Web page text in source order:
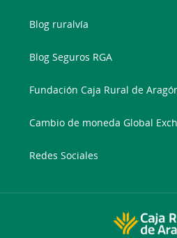
Blog ruralvía
Blog Seguros RGA
Fundación Caja Rural de
Cambio de moneda Global
Redes Sociales